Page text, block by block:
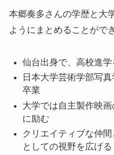
本郷奏多さんの学歴と大
ようにまとめることがで
仙台出身で、高校進
日本大学芸術学部写
卒業
大学では自主製作映
に励む
クリエイティブな仲
としての視野を広げる